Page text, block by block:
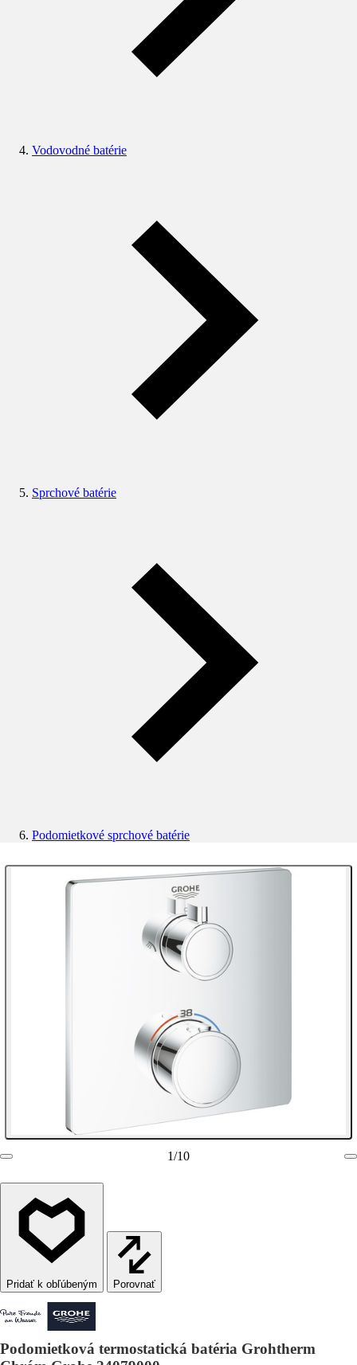
Vodovodné batérie
Sprchové batérie
Podomietkové sprchové batérie
1/10
Porovnať
Podomietková termostatická batéria Grohtherm